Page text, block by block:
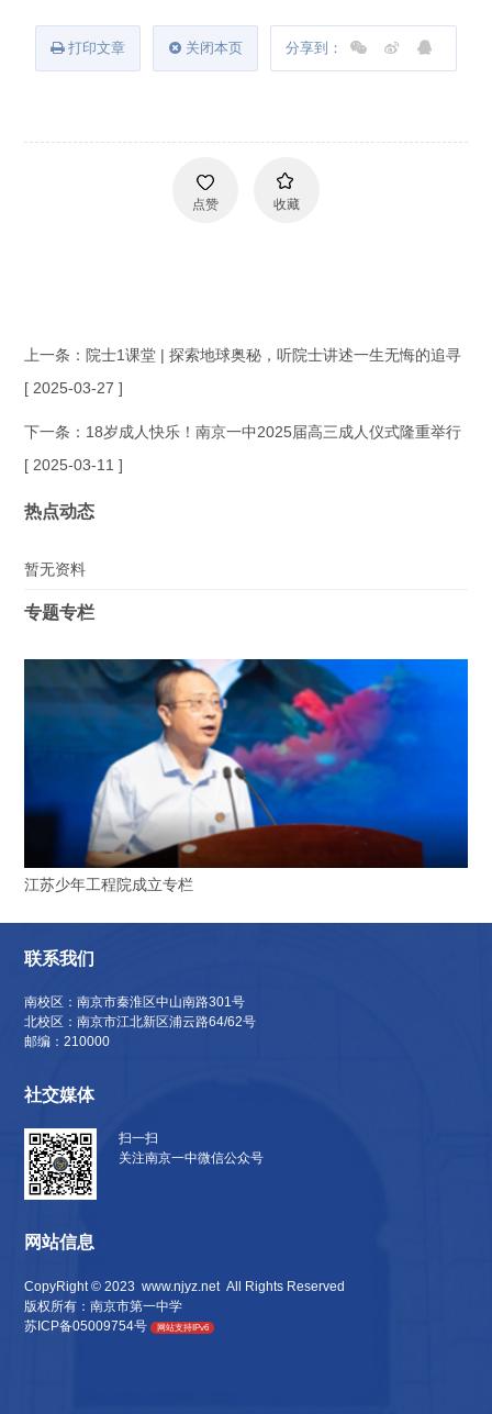
打印文章 关闭本页 分享到：
点赞 收藏
上一条： 院士1课堂 | 探索地球奥秘，听院士讲述一生无悔的追寻
[ 2025-03-27 ]
下一条： 18岁成人快乐！南京一中2025届高三成人仪式隆重举行
[ 2025-03-11 ]
热点动态
暂无资料
专题专栏
江苏少年工程院成立专栏
联系我们
南校区：南京市秦淮区中山南路301号
北校区：南京市江北新区浦云路64/62号
邮编：210000
社交媒体
扫一扫
关注南京一中微信公众号
网站信息
CopyRight © 2023www.njyz.netAll Rights Reserved
版权所有：南京市第一中学
苏ICP备05009754号
网站支持IPv6